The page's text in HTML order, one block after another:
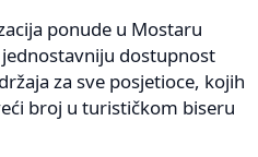
ponude u Mostaru
dostupnost
za sve posjetioce, kojih
broj u turističkom biseru